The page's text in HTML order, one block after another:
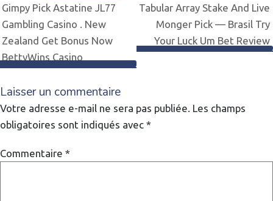
Navigation
de
l’article
Gimpy Pick Astatine JL77
Gambling Casino . New
Zealand Get Bonus Now
BettyWins Casino
Tabular Array Stake And Live
Monger Pick — Brasil Try
Your Luck Um Bet Review
Laisser un commentaire
Votre adresse e-mail ne sera pas publiée. Les champs
obligatoires sont indiqués avec *
Commentaire *